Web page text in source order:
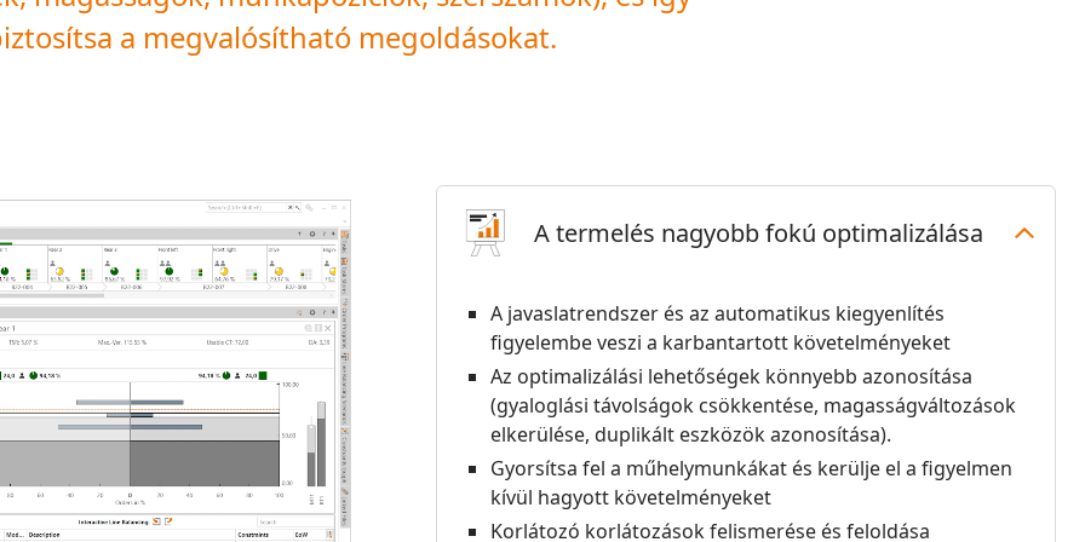
a megvalósítható megoldásokat.
A termelés nagyobb fokú optimalizálása
A javaslatrendszer és az automatikus kiegyenlítés
figyelembe veszi a karbantartott követelményeket
Az optimalizálási lehetőségek könnyebb azonosítása
(gyaloglási távolságok csökkentése, magasságváltozások
elkerülése, duplikált eszközök azonosítása).
Gyorsítsa fel a műhelymunkákat és kerülje el a figyelmen
kívül hagyott követelményeket
Korlátozó korlátozások felismerése és feloldása